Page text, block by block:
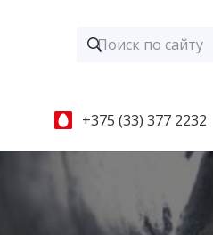
+375 (33) 377 2232